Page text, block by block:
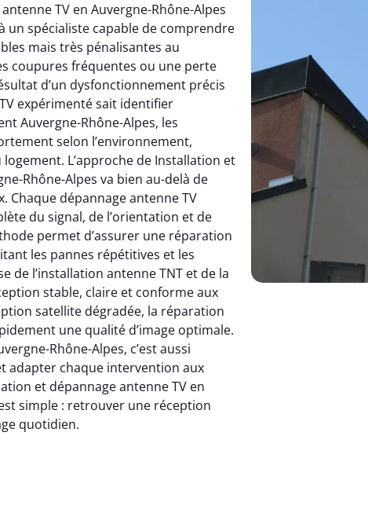
TV en Auvergne-Rhône-Alpes
un spécialiste capable de comprendre
mais très pénalisantes au
coupures fréquentes ou une perte
d’un dysfonctionnement précis
expérimenté sait identifier
Auvergne-Rhône-Alpes, les
selon l’environnement,
L’approche de Installation et
Rhône-Alpes va bien au-delà de
Chaque dépannage antenne TV
du signal, de l’orientation et de
permet d’assurer une réparation
les pannes répétitives et les
de l’installation antenne TNT et de la
stable, claire et conforme aux
satellite dégradée, la réparation
une qualité d’image optimale.
Rhône-Alpes, c’est aussi
adapter chaque intervention aux
et dépannage antenne TV en
simple : retrouver une réception
quotidien.